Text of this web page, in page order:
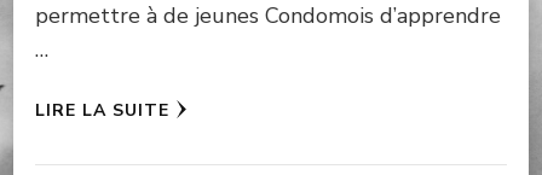
permettre à de jeunes Condomois d’apprendre
…
LIRE LA SUITE